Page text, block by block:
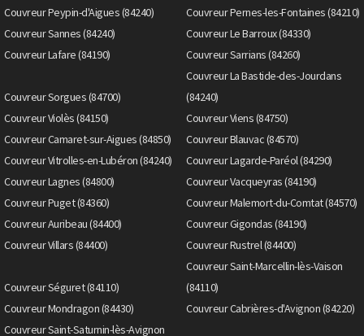
Couvreur Peypin-d'Aigues (84240)
Couvreur Pernes-les-Fontaines (84210)
Couvreur Sannes (84240)
Couvreur Le Barroux (84330)
Couvreur Lafare (84190)
Couvreur Sarrians (84260)
Couvreur Sorgues (84700)
Couvreur La Bastide-des-Jourdans
(84240)
Couvreur Violès (84150)
Couvreur Viens (84750)
Couvreur Camaret-sur-Aigues (84850)
Couvreur Blauvac (84570)
Couvreur Vitrolles-en-Lubéron (84240)
Couvreur Lagarde-Paréol (84290)
Couvreur Lagnes (84800)
Couvreur Vacqueyras (84190)
Couvreur Puget (84360)
Couvreur Malemort-du-Comtat (84570)
Couvreur Auribeau (84400)
Couvreur Gigondas (84190)
Couvreur Villars (84400)
Couvreur Rustrel (84400)
Couvreur Séguret (84110)
Couvreur Saint-Marcellin-lès-Vaison
(84110)
Couvreur Mondragon (84430)
Couvreur Cabrières-d'Avignon (84220)
Couvreur Saint-Saturnin-lès-Avignon